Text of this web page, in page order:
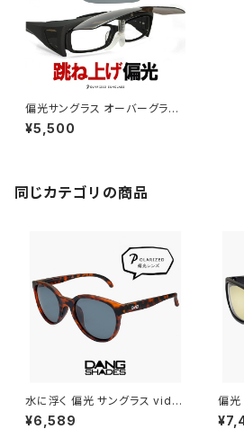
偏光サングラス オーバーグラス
跳ね上げ式 SSC-9-60 眼鏡の
上から着用可能 偏光 ブルーラ
¥5,500
同じカテゴリの商品
水に浮く 偏光 サングラス vidg
00492 ダンシェイディーズ フ
ローティー DANG SHADES 偏
¥6,589
偏光
ンシ
N